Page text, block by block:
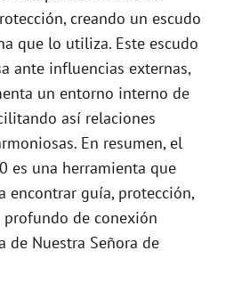
creando un escudo
que lo utiliza. Este escudo
ante influencias externas,
un entorno interno de
así relaciones
En resumen, el
es una herramienta que
encontrar guía, protección,
de conexión
Nuestra Señora de